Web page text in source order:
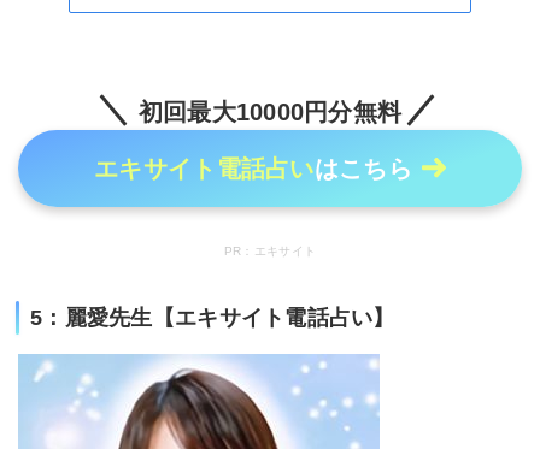
初回最大10000円分無料
エキサイト電話占いはこちら
PR：エキサイト
5：麗愛先生【エキサイト電話占い】